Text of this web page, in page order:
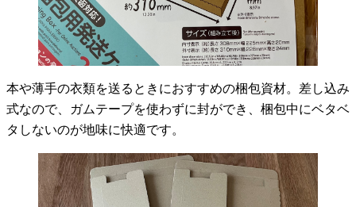
本や薄手の衣類を送るときにおすすめの梱包資材。差し込み
式なので、ガムテープを使わずに封ができ、梱包中にベタベ
タしないのが地味に快適です。